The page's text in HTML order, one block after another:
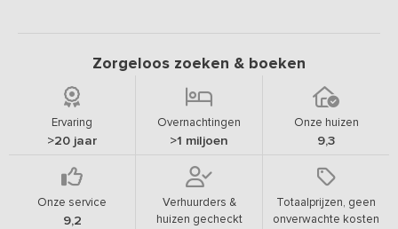
Zorgeloos zoeken & boeken
Ervaring
>20 jaar
Overnachtingen
>1 miljoen
Onze huizen
9,3
Onze service
9,2
Verhuurders &
huizen gecheckt
Totaalprijzen, geen
onverwachte kosten